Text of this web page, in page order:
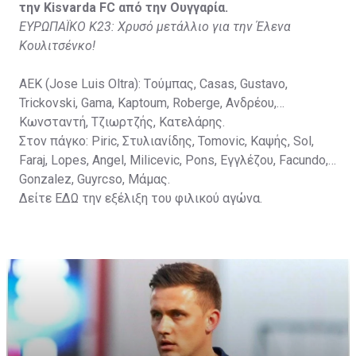
την Kisvarda FC από την Ουγγαρία.
ΕΥΡΩΠΑΪΚΟ Κ23: Χρυσό μετάλλιο για την Έλενα
Κουλιτσένκο!
ΑΕΚ (Jose Luis Oltra): Tούμπας, Casas, Gustavo,
Trickovski, Gama, Κaptoum, Roberge, Aνδρέου,
Κωνσταντή, Τζιωρτζής, Κατελάρης.
Στον πάγκο: Piric, Στυλιανίδης, Tomovic, Καψής, Sol,
Faraj, Lopes, Angel, Milicevic, Pons, Εγγλέζου, Facundo,
Gonzalez, Guyrcso, Μάμας.
Δείτε ΕΔΩ την εξέλιξη του φιλικού αγώνα.